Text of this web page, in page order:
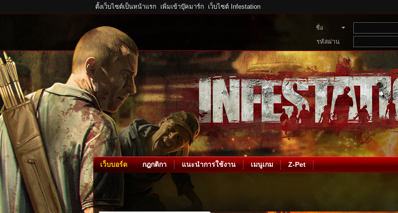
ตั้งเว็บไซต์เป็นหน้าแรก เพิ่มเข้าบุ๊คมาร์ก เว็บไซต์ Infestation
ชื่อ
สมาชิก
รหัสผ่าน
เว็บบอร์ด กฎกติกา แนะนำการใช้งาน เมนูเกม Z-Pet